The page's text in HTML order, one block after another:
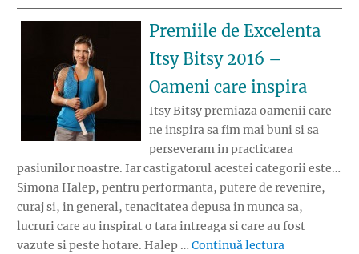
Premiile de Excelenta
Itsy Bitsy 2016 –
Oameni care inspira
Itsy Bitsy premiaza oamenii care
ne inspira sa fim mai buni si sa
perseveram in practicarea
pasiunilor noastre. Iar castigatorul acestei categorii este…
Simona Halep, pentru performanta, putere de revenire,
curaj si, in general, tenacitatea depusa in munca sa,
lucruri care au inspirat o tara intreaga si care au fost
vazute si peste hotare. Halep … Continuă lectura